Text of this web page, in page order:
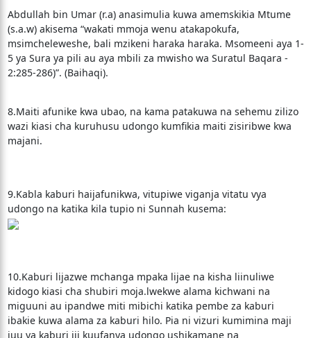
Abdullah bin Umar (r.a) anasimulia kuwa amemskikia Mtume
(s.a.w) akisema “wakati mmoja wenu atakapokufa,
msimcheleweshe, bali mzikeni haraka haraka. Msomeeni aya 1-
5 ya Sura ya pili au aya mbili za mwisho wa Suratul Baqara -
2:285-286)”. (Baihaqi).
8.Maiti afunike kwa ubao, na kama patakuwa na sehemu zilizo
wazi kiasi cha kuruhusu udongo kumfikia maiti zisiribwe kwa
majani.
9.Kabla kaburi haijafunikwa, vitupiwe viganja vitatu vya
udongo na katika kila tupio ni Sunnah kusema:
10.Kaburi lijazwe mchanga mpaka lijae na kisha liinuliwe
kidogo kiasi cha shubiri moja.lwekwe alama kichwani na
miguuni au ipandwe miti mibichi katika pembe za kaburi
ibakie kuwa alama za kaburi hilo. Pia ni vizuri kumimina maji
juu ya kaburi iii kuufanya udongo ushikamane na